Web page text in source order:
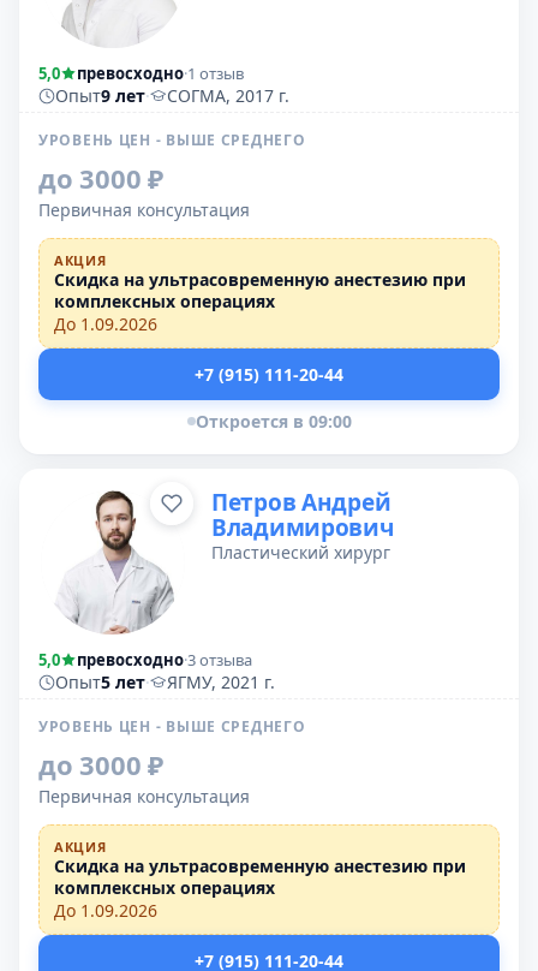
5,0 превосходно·1 отзыв
Опыт9 лет· СОГМА, 2017 г.
УРОВЕНЬ ЦЕН - ВЫШЕ СРЕДНЕГО
до 3000 ₽
Первичная консультация
АКЦИЯ
Скидка на ультрасовременную анестезию при
комплексных операциях
До 1.09.2026
+7 (915) 111-20-44
Откроется в 09:00
Петров Андрей
Владимирович
Пластический хирург
5,0 превосходно·3 отзыва
Опыт5 лет· ЯГМУ, 2021 г.
УРОВЕНЬ ЦЕН - ВЫШЕ СРЕДНЕГО
до 3000 ₽
Первичная консультация
АКЦИЯ
Скидка на ультрасовременную анестезию при
комплексных операциях
До 1.09.2026
+7 (915) 111-20-44